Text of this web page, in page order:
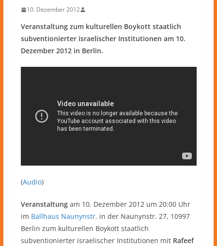
10. Dezember 2012
Veranstaltung zum kulturellen Boykott staatlich
subventionierter israelischer Institutionen am 10.
Dezember 2012 in Berlin.
(Audio)
Veranstaltungam 10. Dezember 2012 um 20:00 Uhr
im Ballhaus Naunynstr. in der Naunynstr. 27, 10997
Berlin zum kulturellen Boykott staatlich
subventionierter israelischer Institutionen mit Rafeef